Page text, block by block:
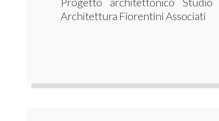
Architettura Fiorentini Associati